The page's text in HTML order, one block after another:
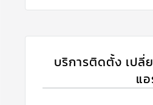
บริการติดตั้ง เปลี่
แ